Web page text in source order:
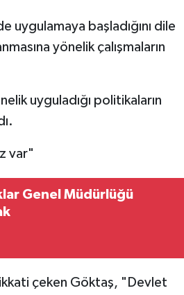
başladığını dile
yönelik çalışmaların
uyguladığı politikaların
var"
Genel Müdürlüğü
çeken Göktaş, "Devlet